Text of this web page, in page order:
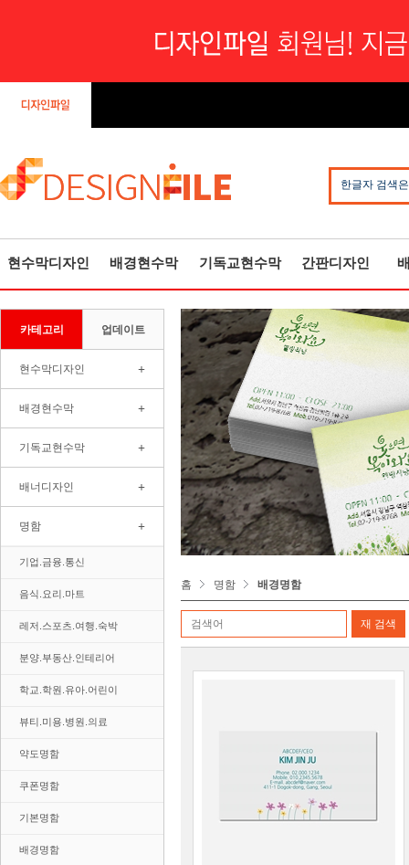
한글자 검색
현수막디자인 배경현수막 기독교현수막 간판디자인
카테고리 업데이트
현수막디자인 +
배경현수막 +
기독교현수막 +
배너디자인 +
명함 +
기업.금융.통신
음식.요리.마트
레저.스포츠.여행.숙박
분양.부동산.인테리어
학교.학원.유아.어린이
뷰티.미용.병원.의료
약도명함
쿠폰명함
기본명함
배경명함
홈 명함 배경명함